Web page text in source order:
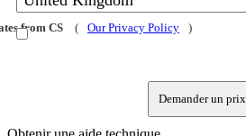
from CS ( Our Privacy Policy )
Demander un prix